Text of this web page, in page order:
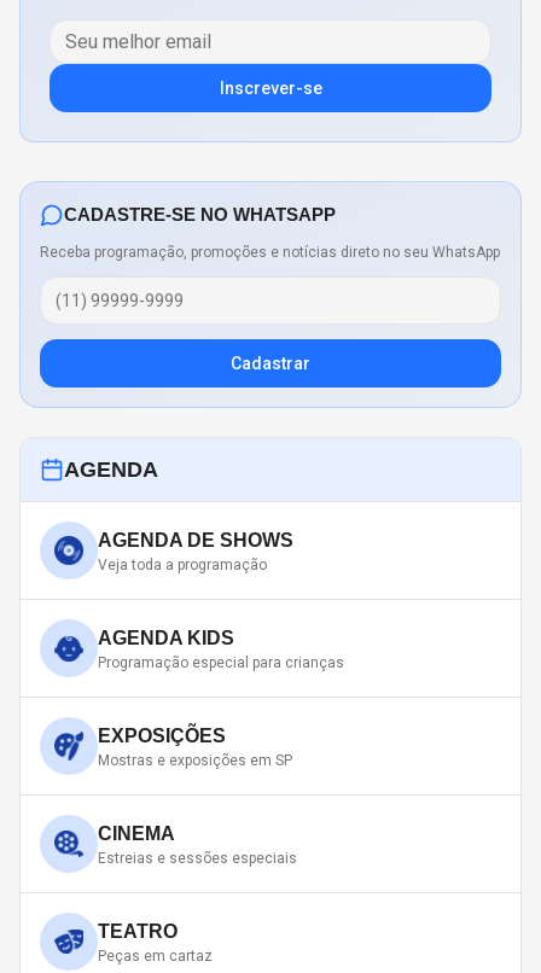
Inscrever-se
CADASTRE-SE NO WHATSAPP
Receba programação, promoções e notícias direto no seu WhatsApp
Cadastrar
AGENDA
AGENDA DE SHOWS
Veja toda a programação
AGENDA KIDS
Programação especial para crianças
EXPOSIÇÕES
Mostras e exposições em SP
CINEMA
Estreias e sessões especiais
TEATRO
Peças em cartaz